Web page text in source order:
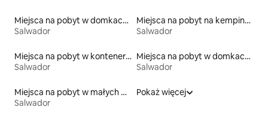
Miejsca na pobyt w domkach parterowych
Salwador
Miejsca na pobyt na kempingach
Salwador
Miejsca na pobyt w kontenerach
Salwador
Miejsca na pobyt w domkach gościnnych
Salwador
Miejsca na pobyt w małych domkach
Salwador
Pokaż więcej